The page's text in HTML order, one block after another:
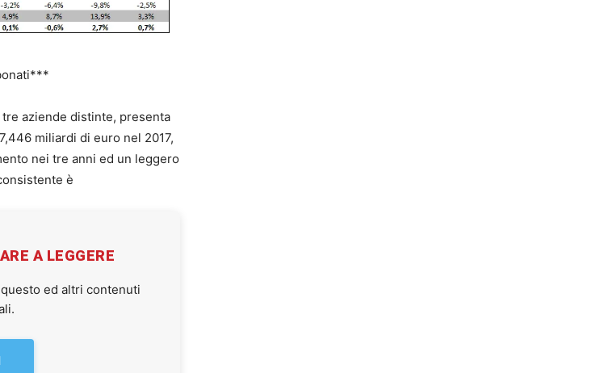
aziende distinte, presenta
miliardi di euro nel 2017,
nei tre anni ed un leggero
è
A LEGGERE
ed altri contenuti